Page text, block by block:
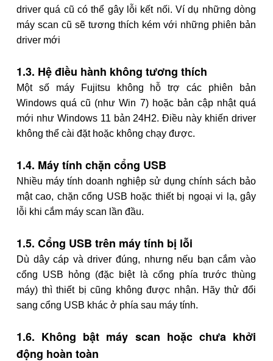
driver quá cũ có thể gây lỗi kết nối. Ví dụ những dòng
máy scan cũ sẽ tương thích kém với những phiên bản
driver mới
1.3. Hệ điều hành không tương thích
Một số máy Fujitsu không hỗ trợ các phiên bản
Windows quá cũ (như Win 7) hoặc bản cập nhật quá
mới như Windows 11 bản 24H2. Điều này khiến driver
không thể cài đặt hoặc không chạy được.
1.4. Máy tính chặn cổng USB
Nhiều máy tính doanh nghiệp sử dụng chính sách bảo
mật cao, chặn cổng USB hoặc thiết bị ngoại vi lạ, gây
lỗi khi cắm máy scan lần đầu.
1.5. Cổng USB trên máy tính bị lỗi
Dù dây cáp và driver đúng, nhưng nếu bạn cắm vào
cổng USB hỏng (đặc biệt là cổng phía trước thùng
máy) thì thiết bị cũng không được nhận. Hãy thử đổi
sang cổng USB khác ở phía sau máy tính.
1.6. Không bật máy scan hoặc chưa khởi
động hoàn toàn